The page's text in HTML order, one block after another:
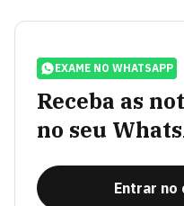
EXAME NO WHATSAPP
Receba as
no seu
Entrar no